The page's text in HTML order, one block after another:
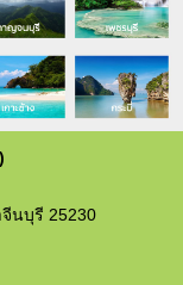
นบุรี 25230